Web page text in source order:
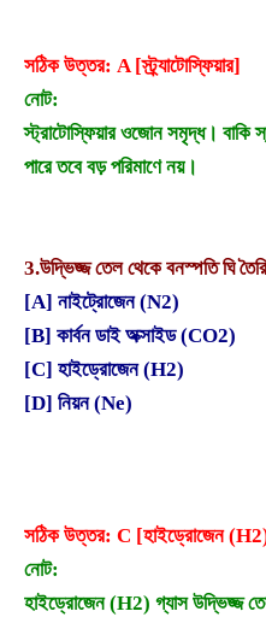
সঠিক উত্তর: A [স্ট্র্যাটোস্ফিয়ার]
নোট:
স্ট্রাটোস্ফিয়ার ওজোন সমৃদ্ধ। বাকি
পারে তবে বড় পরিমাণে নয়।
3.উদ্ভিজ্জ তেল থেকে বনস্পতি ঘি
[A] নাইট্রোজেন (N2)
[B] কার্বন ডাই অক্সাইড (CO2)
[C] হাইড্রোজেন (H2)
[D] নিয়ন (Ne)
সঠিক উত্তর: C [হাইড্রোজেন
নোট:
হাইড্রোজেন (H2) গ্যাস উদ্ভিজ্জ